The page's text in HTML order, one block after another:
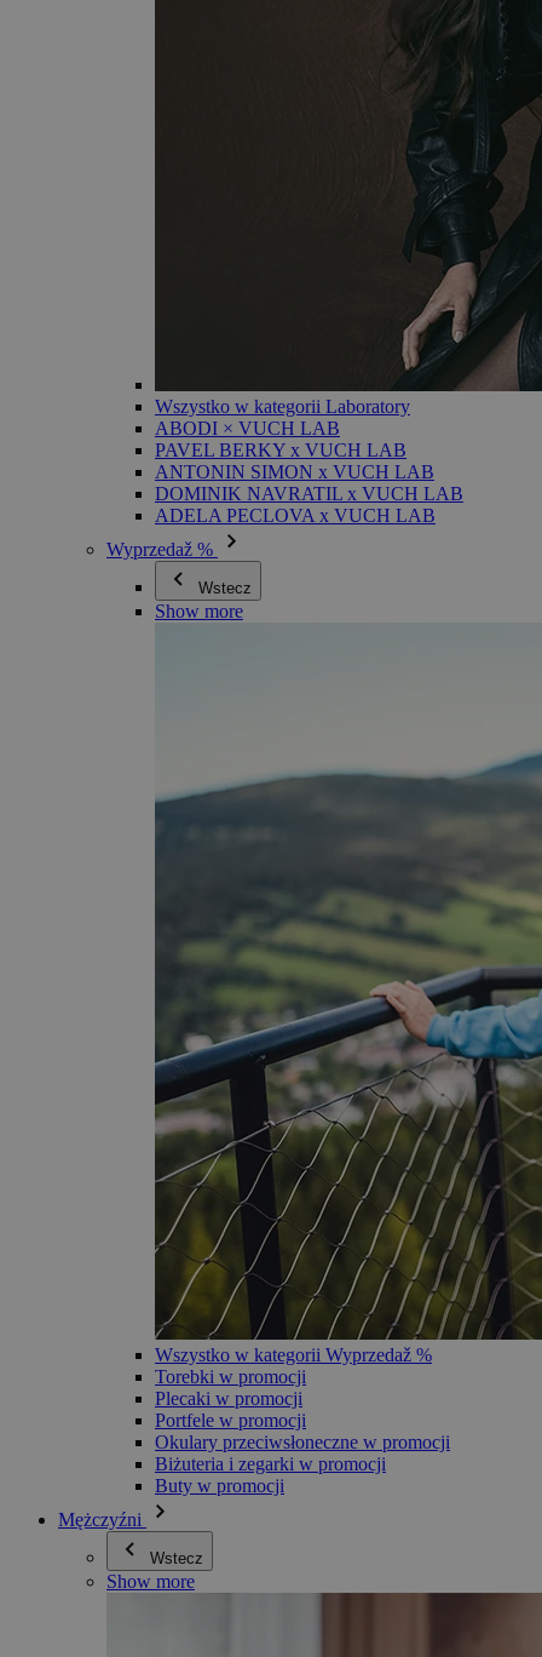
Wszystko w kategorii Laboratory
ABODI × VUCH LAB
PAVEL BERKY x VUCH LAB
ANTONIN SIMON x VUCH LAB
DOMINIK NAVRATIL x VUCH LAB
ADELA PECLOVA x VUCH LAB
Wyprzedaž %
Wstecz
Show more
Wszystko w kategorii Wyprzedaž %
Torebki w promocji
Plecaki w promocji
Portfele w promocji
Okulary przeciwsłoneczne w promocji
Biżuteria i zegarki w promocji
Buty w promocji
Mężczyźni
Wstecz
Show more